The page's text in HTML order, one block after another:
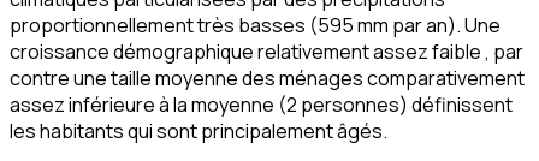
proportionnellement très basses (595 mm par an). Une
croissance démographique relativement assez faible , par
contre une taille moyenne des ménages comparativement
assez inférieure à la moyenne (2 personnes) définissent
les habitants qui sont principalement âgés.